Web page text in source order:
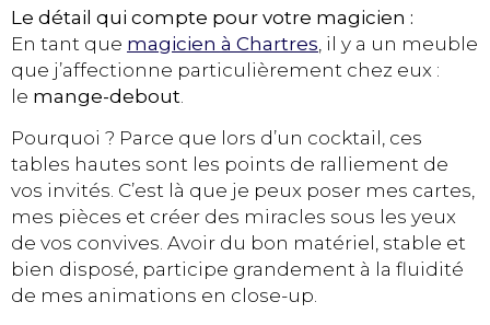
Le détail qui compte pour votre magicien :
En tant que magicien à Chartres , il y a un meuble
que j’affectionne particulièrement chez eux :
le mange-debout
Pourquoi ? Parce que lors d’un cocktail, ces
tables hautes sont les points de ralliement de
vos invités. C’est là que je peux poser mes cartes,
mes pièces et créer des miracles sous les yeux
de vos convives. Avoir du bon matériel, stable et
bien disposé, participe grandement à la fluidité
de mes animations en close-up.